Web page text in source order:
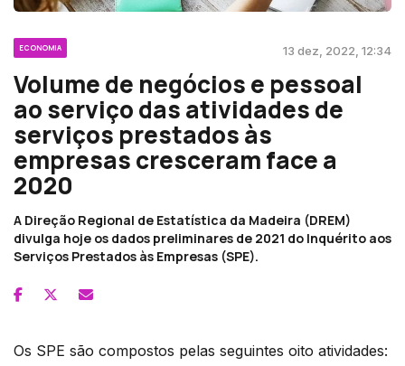
ECONOMIA 13 dez, 2022, 12:34
Volume de negócios e pessoal
ao serviço das atividades de
serviços prestados às
empresas cresceram face a
2020
A Direção Regional de Estatística da Madeira (DREM)
divulga hoje os dados preliminares de 2021 do Inquérito aos
Serviços Prestados às Empresas (SPE).
Os SPE são compostos pelas seguintes oito atividades: